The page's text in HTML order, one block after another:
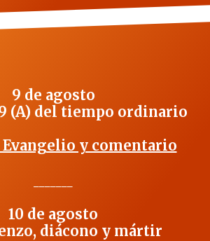
9 de agosto
(A) del tiempo ordinario
y comentario
10 de agosto
diácono y mártir